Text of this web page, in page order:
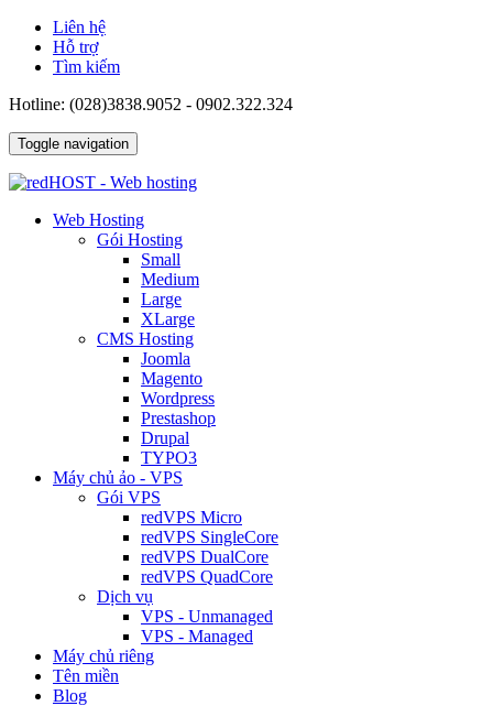
Liên hệ
Hỗ trợ
Tìm kiếm
Hotline: (028)3838.9052 - 0902.322.324
Toggle navigation
Web Hosting
Gói Hosting
Small
Medium
Large
XLarge
CMS Hosting
Joomla
Magento
Wordpress
Prestashop
Drupal
TYPO3
Máy chủ ảo - VPS
Gói VPS
redVPS Micro
redVPS SingleCore
redVPS DualCore
redVPS QuadCore
Dịch vụ
VPS - Unmanaged
VPS - Managed
Máy chủ riêng
Tên miền
Blog